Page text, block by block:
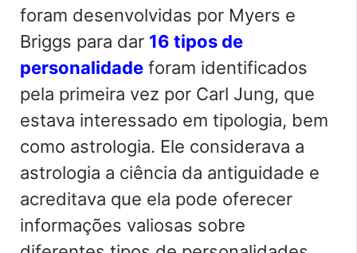
foram desenvolvidas por Myers e
Briggs para dar 16 tipos de
personalidade foram identificados
pela primeira vez por Carl Jung, que
estava interessado em tipologia, bem
como astrologia. Ele considerava a
astrologia a ciência da antiguidade e
acreditava que ela pode oferecer
informações valiosas sobre